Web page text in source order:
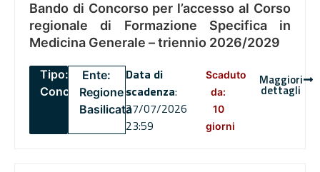
Bando di Concorso per l’accesso al Corso
regionale di Formazione Specifica in
Medicina Generale – triennio 2026/2029
Tipo:
Concorsi
Ente:
Regione
Basilicata
Data di
scadenza:
27/07/2026
23:59
Scaduto
da:
10
giorni
Maggiori
dettagli